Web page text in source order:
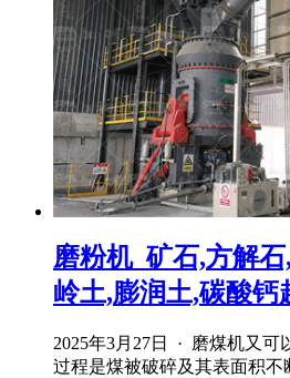
磨粉机_矿石,方解
岭土,膨润土,碳酸钙
2025年3月27日 · 磨煤机又可
过程是煤被破碎及其表面积不